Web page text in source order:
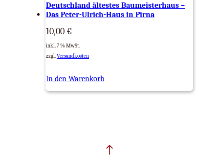
Deutschland ältestes Baumeisterhaus –
Das Peter-Ulrich-Haus in Pirna
10,00 €
inkl. 7 % MwSt.
zzgl.Versandkosten
In den Warenkorb